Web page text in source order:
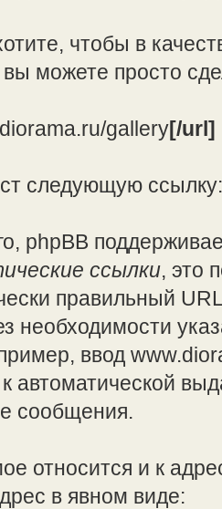
чтобы в
можете просто
gallery[/url]
следующую
phpBB
ссылки, это
правильный
необходимости
ввод
автоматической
сообщения.
относится и к
в явном виде: